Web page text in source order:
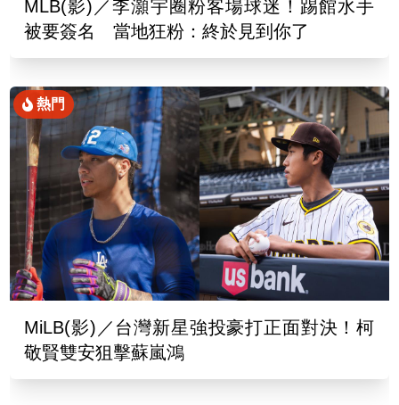
MLB(影)／李灝宇圈粉客場球迷！踢館水手
被要簽名 當地狂粉：終於見到你了
熱門
MiLB(影)／台灣新星強投豪打正面對決！柯
敬賢雙安狙擊蘇嵐鴻